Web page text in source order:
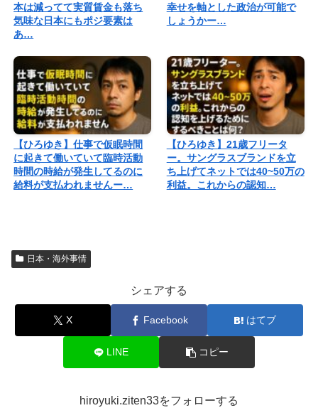
本は減ってて実質賃金も落ち
気味な日本にもポジ要素は
あ…
幸せを軸とした政治が可能で
しょうかー…
【ひろゆき】仕事で仮眠時間
に起きて働いていて臨時活動
時間の時給が発生してるのに
給料が支払われませんー…
【ひろゆき】21歳フリータ
ー。サングラスブランドを立
ち上げてネットでは40~50万の
利益。これからの認知…
日本・海外事情
シェアする
X Facebook はてブ
LINE コピー
hiroyuki.ziten33をフォローする